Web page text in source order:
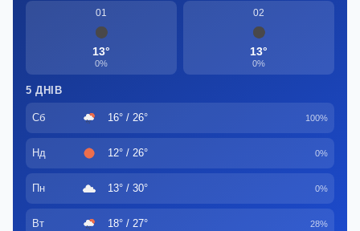
01
13°
0%
02
13°
0%
5 ДНІВ
Сб 16° / 26° 100%
Нд 12° / 26° 0%
Пн 13° / 30° 0%
Вт 18° / 27° 28%